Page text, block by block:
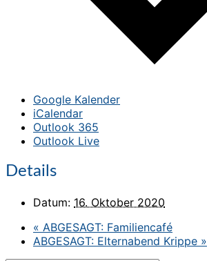
Google Kalender
iCalendar
Outlook 365
Outlook Live
Details
Datum: 16. Oktober 2020
« ABGESAGT: Familiencafé
ABGESAGT: Elternabend Krippe »